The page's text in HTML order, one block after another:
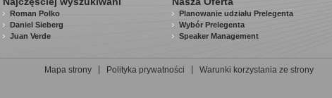
Roman Polko
Daniel Sieberg
Juan Verde
Planowanie udziału Prelegenta
Wybór Prelegenta
Speaker Management
Mapa strony Polityka prywatności Warunki korzystania ze strony